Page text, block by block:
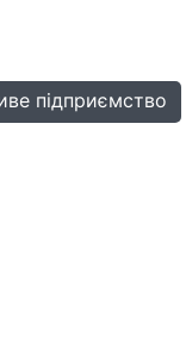
підприємство